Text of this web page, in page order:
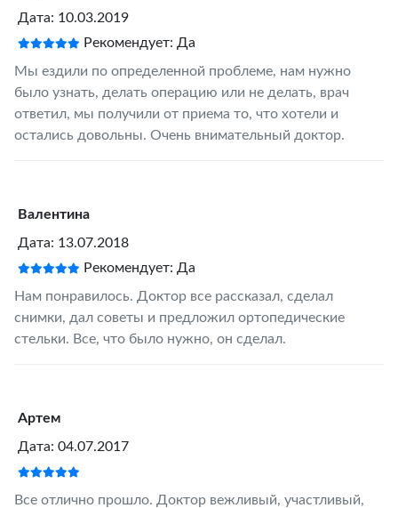
Дата: 10.03.2019
Рекомендует: Да
Мы ездили по определенной проблеме, нам нужно
было узнать, делать операцию или не делать, врач
ответил, мы получили от приема то, что хотели и
остались довольны. Очень внимательный доктор.
Валентина
Дата: 13.07.2018
Рекомендует: Да
Нам понравилось. Доктор все рассказал, сделал
снимки, дал советы и предложил ортопедические
стельки. Все, что было нужно, он сделал.
Артем
Дата: 04.07.2017
Все отлично прошло. Доктор вежливый, участливый,